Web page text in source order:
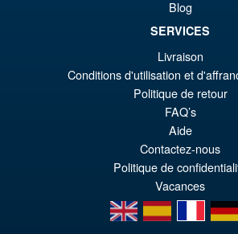
Scarred
PRÉ COMMANDE
Blog
SERVICES
Livraison
Conditions d'utilisation et
Politique de retour
FAQ’s
Aide
Contactez-nous
Politique de
Vacances
en
es fr de